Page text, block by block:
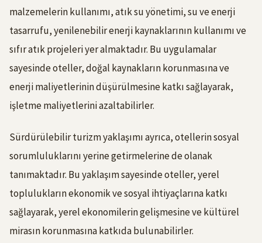
malzemelerin kullanımı, atık su yönetimi, su ve enerji
tasarrufu, yenilenebilir enerji kaynaklarının kullanımı ve
sıfır atık projeleri yer almaktadır. Bu uygulamalar
sayesinde oteller, doğal kaynakların korunmasına ve
enerji maliyetlerinin düşürülmesine katkı sağlayarak,
işletme maliyetlerini azaltabilirler.
Sürdürülebilir turizm yaklaşımı ayrıca, otellerin sosyal
sorumluluklarını yerine getirmelerine de olanak
tanımaktadır. Bu yaklaşım sayesinde oteller, yerel
toplulukların ekonomik ve sosyal ihtiyaçlarına katkı
sağlayarak, yerel ekonomilerin gelişmesine ve kültürel
mirasın korunmasına katkıda bulunabilirler.